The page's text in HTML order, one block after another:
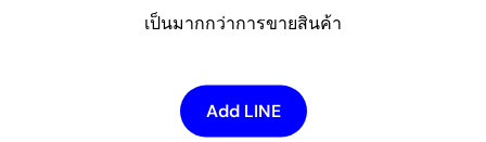
เป็นมากกว่าการขายสินค้า
Add LINE